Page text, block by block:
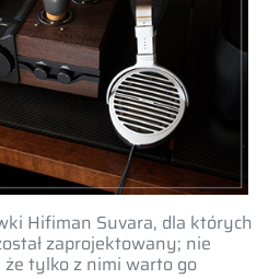
Hifiman Suvara, dla których
zaprojektowany; nie
tylko z nimi warto go